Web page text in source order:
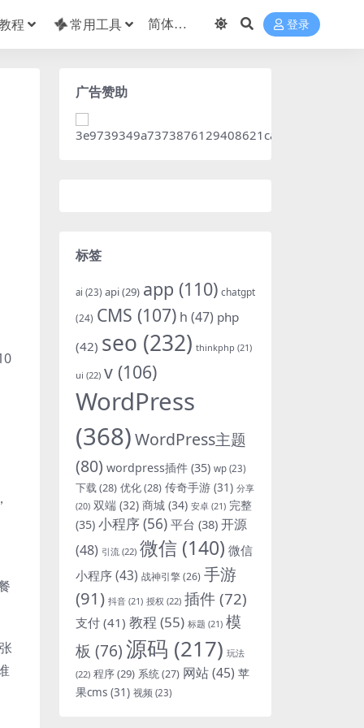
程 常用工具 登录
广告赞助
标签
ai (23) api(29) app (110) chatgpt
(24) CMS (107) h (47) php
(42) seo (232) thinkphp (21)
ui (22) v (106)
WordPress
(368)WordPress主题
(80) wordpress插件 (35) wp (23)
下载(28) 优化(28) 传奇手游 (31) 分享
(20) 双端 (32) 商城 (34) 安卓 (21) 完整
(35) 小程序(56) 平台 (38) 开源
(48) 引流 (22) 微信 (140) 微信
小程序(43) 战神引擎(26) 手游
(91) 抖音 (21) 授权 (22) 插件 (72)
支付 (41) 教程 (55) 标题 (21) 模
板 (76)源码 (217) 玩法
(22) 程序(29) 系统(27) 网站(45) 苹
果cms (31) 视频 (23)